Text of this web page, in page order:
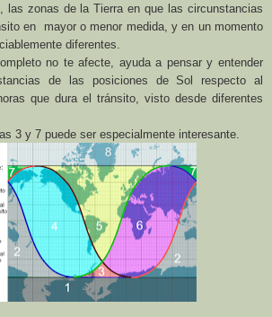
las zonas de la Tierra en que las circunstancias
en mayor o menor medida, y en un momento
diferentes.
no te afecte, ayuda a pensar y entender
de las posiciones de Sol respecto al
que dura el tránsito, visto desde diferentes
3 y 7 puede ser especialmente interesante.